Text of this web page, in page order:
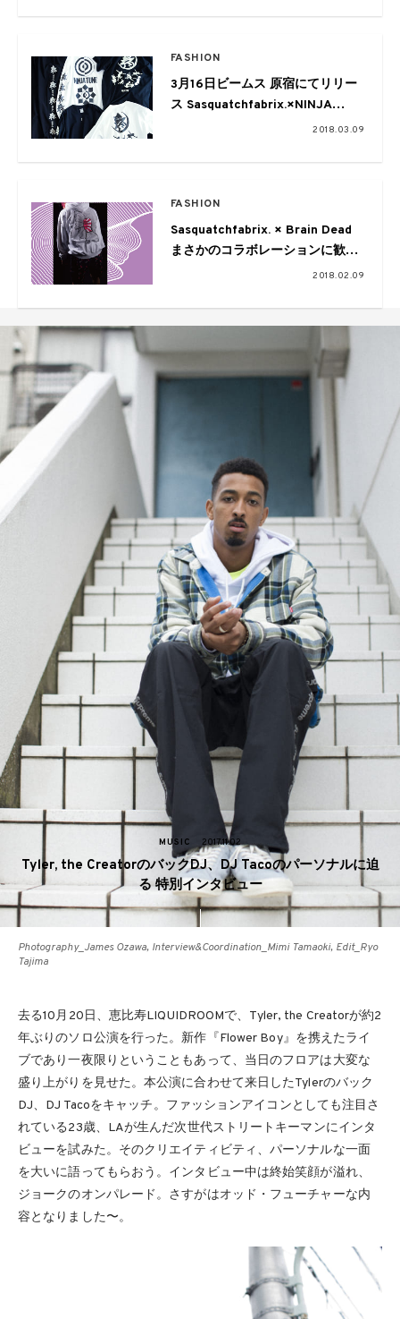
FASHION
3月16日ビームス 原宿にてリリー
ス Sasquatchfabrix.×NINJA
TUNE×BEAMSコラボコレクショ
2018.03.09
FASHION
Sasquatchfabrix. × Brain Dead
まさかのコラボレーションに歓喜
2018.02.09
MUSIC 2017.11.02
Tyler, the CreatorのバックDJ、DJ Tacoのパーソナルに迫
る 特別インタビュー
Photography_James Ozawa, Interview&Coordination_Mimi Tamaoki, Edit_Ryo
Tajima
去る10月20日、恵比寿LIQUIDROOMで、Tyler, the Creatorが約2
年ぶりのソロ公演を行った。新作『Flower Boy』を携えたライ
ブであり一夜限りということもあって、当日のフロアは大変な
盛り上がりを見せた。本公演に合わせて来日したTylerのバック
DJ、DJ Tacoをキャッチ。ファッションアイコンとしても注目さ
れている23歳、LAが生んだ次世代ストリートキーマンにインタ
ビューを試みた。そのクリエイティビティ、パーソナルな一面
を大いに語ってもらおう。インタビュー中は終始笑顔が溢れ、
ジョークのオンパレード。さすがはオッド・フューチャーな内
容となりました〜。